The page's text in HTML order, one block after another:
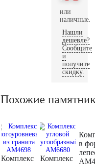
или
наличные.
Нашли
дешевле?
Сообщите
и
получите
скидку.
Похожие
Комплекс
Комплекс
в